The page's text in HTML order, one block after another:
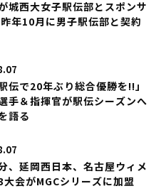
城西大女子駅伝部とスポンサ
年10月に男子駅伝部と契約
伝で20年ぶり総合優勝を!!」
手＆指揮官が駅伝シーズンへ
語る
、延岡西日本、名古屋ウィメ
大会がMGCシリーズに加盟